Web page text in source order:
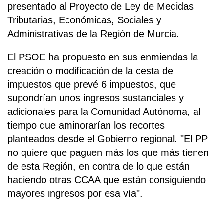
presentado al Proyecto de Ley de Medidas
Tributarias, Económicas, Sociales y
Administrativas de la Región de Murcia.
El PSOE ha propuesto en sus enmiendas la
creación o modificación de la cesta de
impuestos que prevé 6 impuestos, que
supondrían unos ingresos sustanciales y
adicionales para la Comunidad Autónoma, al
tiempo que aminorarían los recortes
planteados desde el Gobierno regional. "El PP
no quiere que paguen más los que más tienen
de esta Región, en contra de lo que están
haciendo otras CCAA que están consiguiendo
mayores ingresos por esa vía".